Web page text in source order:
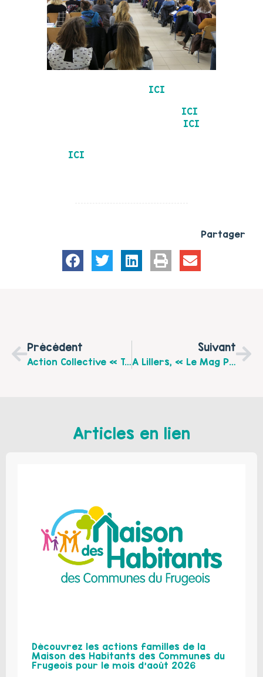
ICI
ICI
ICI
ICI
Partager
Précédent
Action Collective « Tous À Table ! » 2015 À 2017: Des Rencontres Culinaires En Familles Sur Les Territoires De L’Artois Et Du Ternois Bruaysis
Suivant
A Lillers, « Le Mag Pour Tous » Et « Journée De La Dépanne » Les 06, 07 Et 08 Février 2018 À La Salle Ste Cécile
Articles en lien
Découvrez les actions familles de la
Maison des Habitants des Communes du
Frugeois pour le mois d’août 2026